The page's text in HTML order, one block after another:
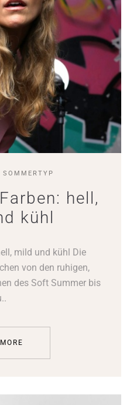
SOMMERTYP
hell,
kühl
mild und kühl Die
von den ruhigen,
des Soft Summer bis